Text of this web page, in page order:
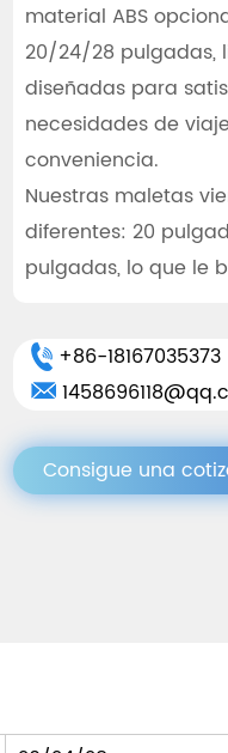
material ABS
20/24/28 pulgadas,
diseñadas para
necesidades de
conveniencia.
Nuestras maletas
diferentes: 20
pulgadas, lo que le
una escapada de
vacaciones
Las maletas están
ABS de alta calidad,
durabilidad y
de estas maletas
+86-18167035373
Consigue una